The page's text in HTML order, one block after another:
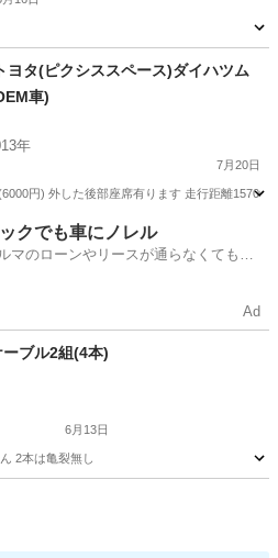
駅 その他 LED
ヨタ(ピクシススペース)ダイハツム
車)
年
7月20日
円) 外した後部座席有ります 走行距離
駅 トヨタ 走行距離
クでも車にノレル
マのローンやリースが通らなくてもク
Ad
ブル2組(4本)
6月13日
2本は亀裂無し